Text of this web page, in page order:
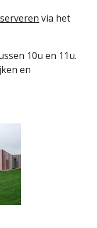
via het
10u en 11u.
en